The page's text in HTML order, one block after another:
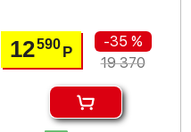
12590 Р
-35 %
19 370